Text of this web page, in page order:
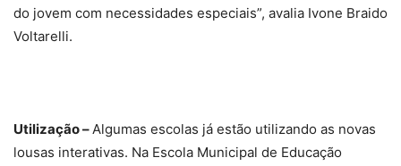
do jovem com necessidades especiais”, avalia Ivone Braido
Voltarelli.
Utilização –Algumas escolas já estão utilizando as novas
lousas interativas. Na Escola Municipal de Educação